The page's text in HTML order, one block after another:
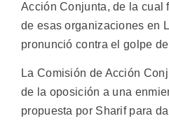
Acción Conjunta, de la cual
de esas organizaciones en
pronunció contra el golpe
La Comisión de Acción
de la oposición a una
propuesta por Sharif para